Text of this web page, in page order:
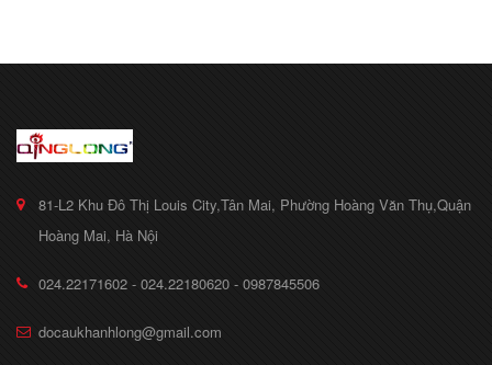
81-L2 Khu Đô Thị Louis City,Tân Mai, Phường Hoàng Văn Thụ,Quận
Hoàng Mai, Hà Nội
024.22171602 - 024.22180620 - 0987845506
docaukhanhlong@gmail.com